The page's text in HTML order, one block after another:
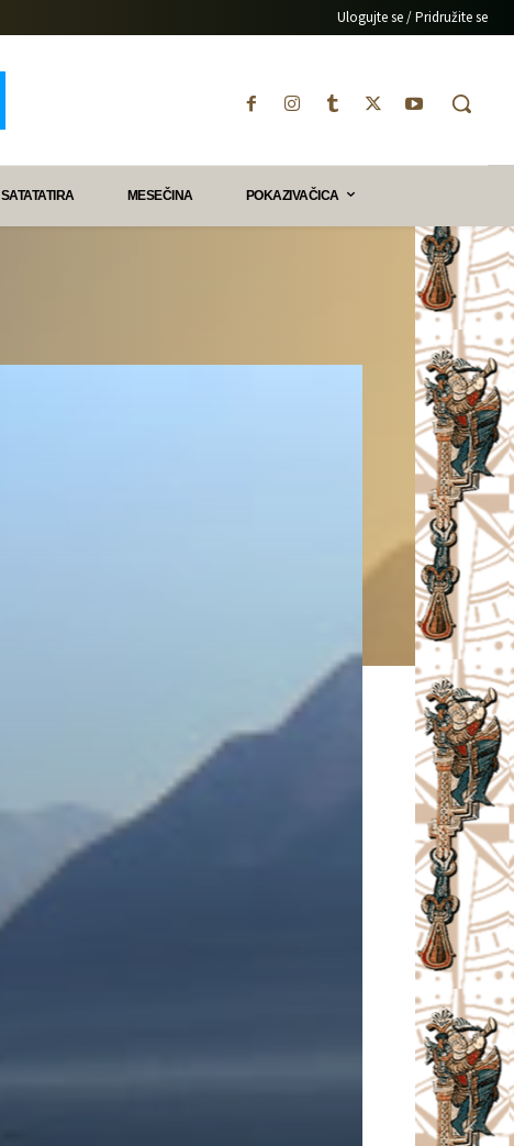
Ulogujte se / Pridružite se
SATATATIRA MESEČINA POKAZIVAČICA